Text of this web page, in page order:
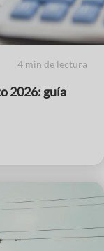
4 min de lectura
2026: guía